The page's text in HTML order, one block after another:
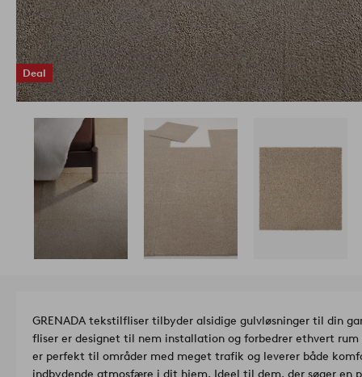
Deal
GRENADA tekstilfliser tilbyder alsidige gulvløsninger til din
fliser er designet til nem installation og forbedrer ethvert rum
er perfekt til områder med meget trafik og leverer både
indbydende atmosfære i dit hjem. Ideel til dem, der søger en